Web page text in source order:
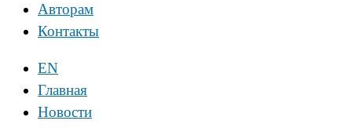
Авторам
Контакты
EN
Главная
Новости